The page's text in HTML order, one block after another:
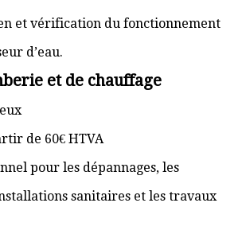
et vérification du fonctionnement
d’eau.
et de chauffage
de 60€ HTVA
pour les dépannages, les
sanitaires et les travaux